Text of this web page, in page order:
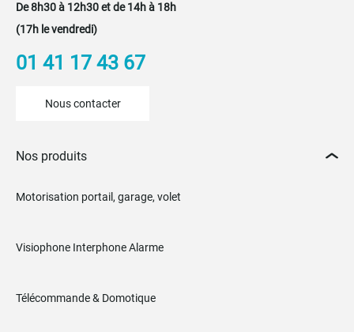
De 8h30 à 12h30 et de 14h à 18h
(17h le vendredi)
01 41 17 43 67
Nous contacter
Nos produits
Motorisation portail, garage, volet
Visiophone Interphone Alarme
Télécommande & Domotique